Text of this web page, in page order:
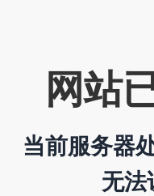
网站
当前服务器
无法